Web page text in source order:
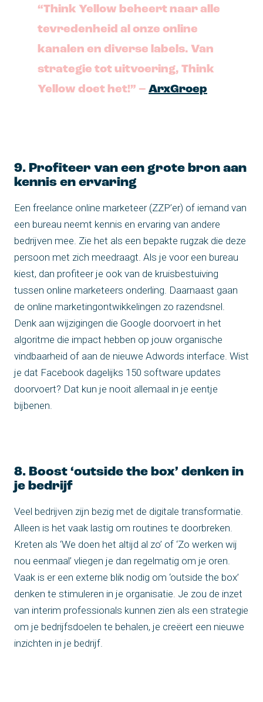
“Think Yellow beheert naar alle
tevredenheid al onze online
kanalen en diverse labels. Van
strategie tot uitvoering, Think
Yellow doet het!” – ArxGroep
9. Profiteer van een grote bron aan
kennis en ervaring
Een freelance online marketeer (ZZP’er) of iemand van
een bureau neemt kennis en ervaring van andere
bedrijven mee. Zie het als een bepakte rugzak die deze
persoon met zich meedraagt. Als je voor een bureau
kiest, dan profiteer je ook van de kruisbestuiving
tussen online marketeers onderling. Daarnaast gaan
de online marketingontwikkelingen zo razendsnel.
Denk aan wijzigingen die Google doorvoert in het
algoritme die impact hebben op jouw organische
vindbaarheid of aan de nieuwe Adwords interface. Wist
je dat Facebook dagelijks 150 software updates
doorvoert? Dat kun je nooit allemaal in je eentje
bijbenen.
8. Boost ‘outside the box’ denken in
je bedrijf
Veel bedrijven zijn bezig met de digitale transformatie.
Alleen is het vaak lastig om routines te doorbreken.
Kreten als ‘We doen het altijd al zo’ of ‘Zo werken wij
nou eenmaal’ vliegen je dan regelmatig om je oren.
Vaak is er een externe blik nodig om ‘outside the box’
denken te stimuleren in je organisatie. Je zou de inzet
van interim professionals kunnen zien als een strategie
om je bedrijfsdoelen te behalen, je creëert een nieuwe
inzichten in je bedrijf.